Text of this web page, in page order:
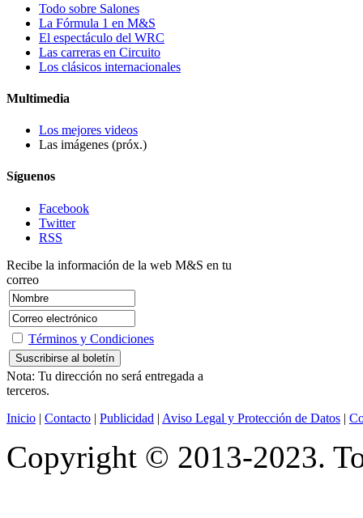
Todo sobre Salones
La Fórmula 1 en M&S
El espectáculo del WRC
Las carreras en Circuito
Los clásicos internacionales
Multimedia
Los mejores videos
Las imágenes (próx.)
Síguenos
Facebook
Twitter
RSS
Recibe la información de la web M&S en tu
correo
Términos y Condiciones
Nota: Tu dirección no será entregada a
terceros.
Inicio | Contacto | Publicidad | Aviso Legal y Protección de Datos |
Copyright © 2013-2023.